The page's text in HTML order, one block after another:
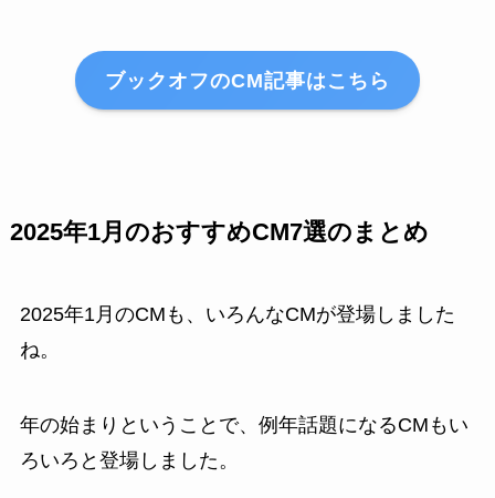
ブックオフのCM記事はこちら
2025年1月のおすすめCM7選のまとめ
2025年1月のCMも、いろんなCMが登場しました
ね。
年の始まりということで、例年話題になるCMもい
ろいろと登場しました。